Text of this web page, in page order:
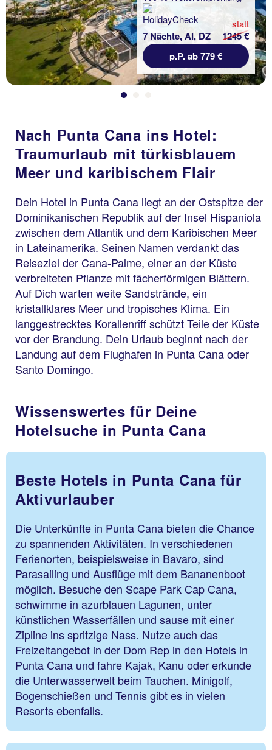
7 Nächte, AI, DZ
statt
1245 €
p.P. ab 779 €
Nach Punta Cana ins Hotel:
Traumurlaub mit türkisblauem
Meer und karibischem Flair
Dein Hotel in Punta Cana liegt an der Ostspitze der
Dominikanischen Republik auf der Insel Hispaniola
zwischen dem Atlantik und dem Karibischen Meer
in Lateinamerika. Seinen Namen verdankt das
Reiseziel der Cana-Palme, einer an der Küste
verbreiteten Pflanze mit fächerförmigen Blättern.
Auf Dich warten weite Sandstrände, ein
kristallklares Meer und tropisches Klima. Ein
langgestrecktes Korallenriff schützt Teile der Küste
vor der Brandung. Dein Urlaub beginnt nach der
Landung auf dem Flughafen in Punta Cana oder
Santo Domingo.
Wissenswertes für Deine
Hotelsuche in Punta Cana
Beste Hotels in Punta Cana für
Aktivurlauber
Die Unterkünfte in Punta Cana bieten die Chance
zu spannenden Aktivitäten. In verschiedenen
Ferienorten, beispielsweise in Bavaro, sind
Parasailing und Ausflüge mit dem Bananenboot
möglich. Besuche den Scape Park Cap Cana,
schwimme in azurblauen Lagunen, unter
künstlichen Wasserfällen und sause mit einer
Zipline ins spritzige Nass. Nutze auch das
Freizeitangebot in der Dom Rep in den Hotels in
Punta Cana und fahre Kajak, Kanu oder erkunde
die Unterwasserwelt beim Tauchen. Minigolf,
Bogenschießen und Tennis gibt es in vielen
Resorts ebenfalls.